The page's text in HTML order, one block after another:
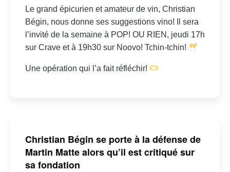
Le grand épicurien et amateur de vin, Christian
Bégin, nous donne ses suggestions vino! Il sera
l’invité de la semaine à POP! OU RIEN, jeudi 17h
sur Crave et à 19h30 sur Noovo! Tchin-tchin!
Une opération qui l’a fait réfléchir!
Christian Bégin se porte à la défense de
Martin Matte alors qu’il est critiqué sur
sa fondation